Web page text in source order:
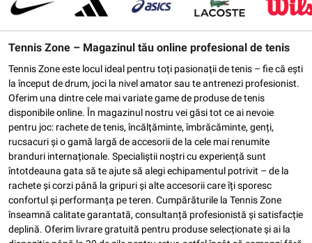
Tennis Zone – Magazinul tău online profesional de tenis
Tennis Zone este locul ideal pentru toți pasionații de tenis – fie că ești
la început de drum, joci la nivel amator sau te antrenezi profesionist.
Oferim una dintre cele mai variate game de produse de tenis
disponibile online. În magazinul nostru vei găsi tot ce ai nevoie
pentru joc: rachete de tenis, încălțăminte, îmbrăcăminte, genți,
rucsacuri și o gamă largă de accesorii de la cele mai renumite
branduri internaționale. Specialiștii noștri cu experiență sunt
întotdeauna gata să te ajute să alegi echipamentul potrivit – de la
rachete și corzi până la gripuri și alte accesorii care îți sporesc
confortul și performanța pe teren. Cumpărăturile la Tennis Zone
înseamnă calitate garantată, consultanță profesionistă și satisfacție
deplină. Oferim livrare gratuită pentru produse selecționate și ai la